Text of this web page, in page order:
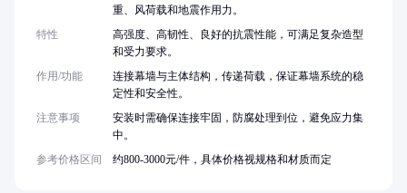
重、风荷载和地震作用力。
特性
高强度、高韧性、良好的抗震性能，可满足复杂造型
和受力要求。
作用/功能
连接幕墙与主体结构，传递荷载，保证幕墙系统的稳
定性和安全性。
注意事项
安装时需确保连接牢固，防腐处理到位，避免应力集
中。
参考价格区间
约800-3000元/件，具体价格视规格和材质而定